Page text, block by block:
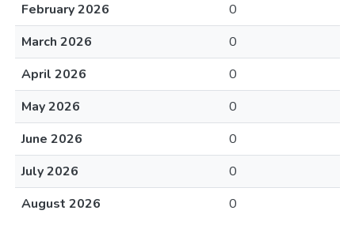
February 2026
0
March 2026
0
April 2026
0
May 2026
0
June 2026
0
July 2026
0
August 2026
0